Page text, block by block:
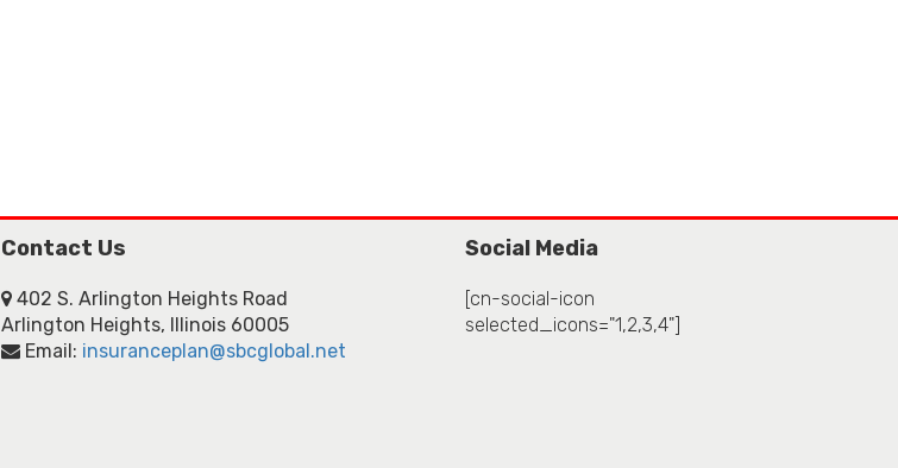
Contact Us
402 S. Arlington Heights Road
Arlington Heights, Illinois 60005
Email: insuranceplan@sbcglobal.net
Social Media
[cn-social-icon
selected_icons="1,2,3,4"]